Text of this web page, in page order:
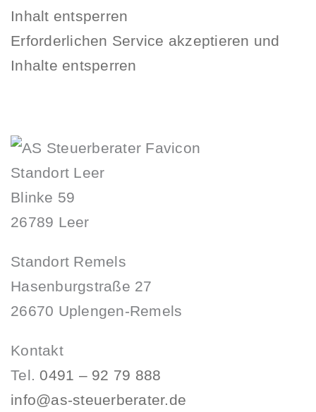
Inhalt entsperren
Erforderlichen Service akzeptieren und
Inhalte entsperren
Standort Leer
Blinke 59
26789 Leer
Standort Remels
Hasenburgstraße 27
26670 Uplengen-Remels
Kontakt
Tel. 0491 – 92 79 888
info@as-steuerberater.de